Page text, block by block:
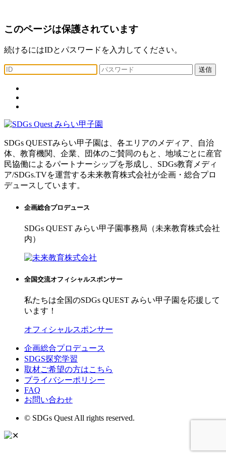
このページは保護されています
続けるにはIDとパスワードを入力してください。
送信
SDGs QUESTみらい甲子園は、各エリアのメディア、自治
体、教育機関、企業、団体のご賛同のもと、地域ごとに産官
民協働によるパートナーシップを形成し、SDGs教育メディ
ア/SDGs.TVを運営する未来教育株式会社が企画・総合プロ
デュースしています。
企画総合プロデュース
SDGs QUEST みらい甲子園事務局（未来教育株式会社
内）
全国交流オフィシャルスポンサー
私たちは全国のSDGs QUEST みらい甲子園を応援して
います！
オフィシャルスポンサー
企画総合プロデュース
SDGS探究学習
取材ご希望の方はこちら
プライバシーポリシー
FAQ
お問い合わせ
© SDGs Quest All rights reserved.